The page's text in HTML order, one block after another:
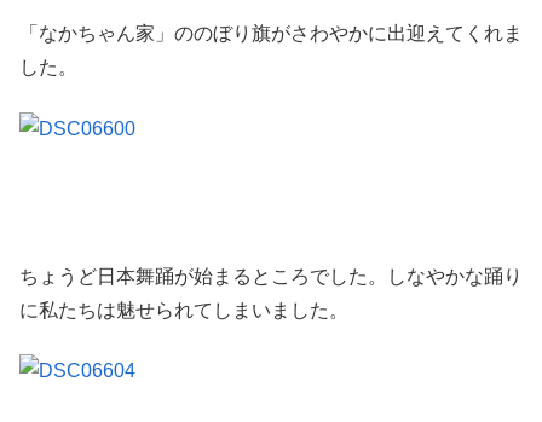
「なかちゃん家」ののぼり旗がさわやかに出迎えてくれま
した。
ちょうど日本舞踊が始まるところでした。しなやかな踊り
に私たちは魅せられてしまいました。